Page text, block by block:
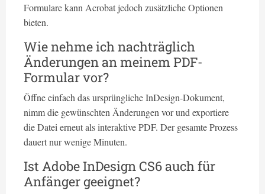
Formulare kann Acrobat jedoch zusätzliche Optionen
bieten.
Wie nehme ich nachträglich
Änderungen an meinem PDF-
Formular vor?
Öffne einfach das ursprüngliche InDesign-Dokument,
nimm die gewünschten Änderungen vor und exportiere
die Datei erneut als interaktive PDF. Der gesamte Prozess
dauert nur wenige Minuten.
Ist Adobe InDesign CS6 auch für
Anfänger geeignet?